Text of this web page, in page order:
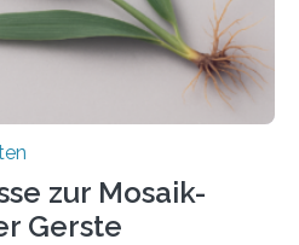
und…
zur Mosaik-
Gerste